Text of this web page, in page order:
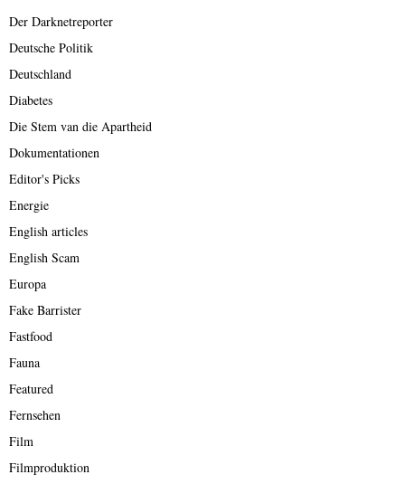
Der Darknetreporter
Deutsche Politik
Deutschland
Diabetes
Die Stem van die Apartheid
Dokumentationen
Editor's Picks
Energie
English articles
English Scam
Europa
Fake Barrister
Fastfood
Fauna
Featured
Fernsehen
Film
Filmproduktion